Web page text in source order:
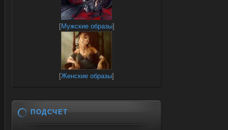
[Мужские образы]
[Женские образы]
ПОДСЧЕТ